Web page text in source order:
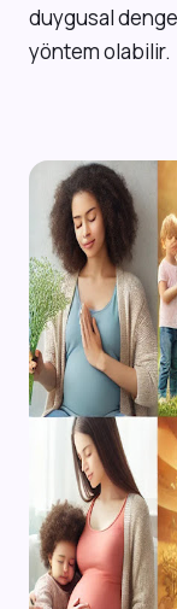
duygusal
yöntem olabilir.